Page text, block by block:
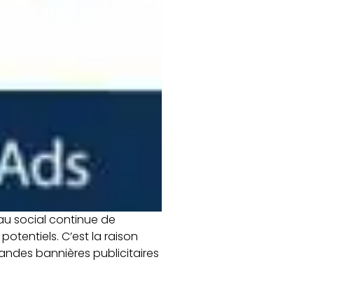
social continue de
C’est la raison
bannières publicitaires